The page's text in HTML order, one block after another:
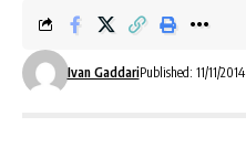
Ivan GaddariPublished: 11/11/2014